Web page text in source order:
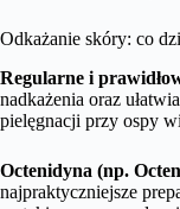
Odkażanie skóry: co
Regularne i
nadkażenia oraz
pielęgnacji przy ospy
Octenidyna (np.
najpraktyczniejsze